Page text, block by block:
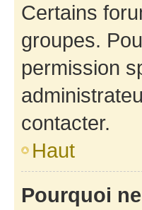
Certains
groupes.
permission
contacter.
Haut
Pourquoi